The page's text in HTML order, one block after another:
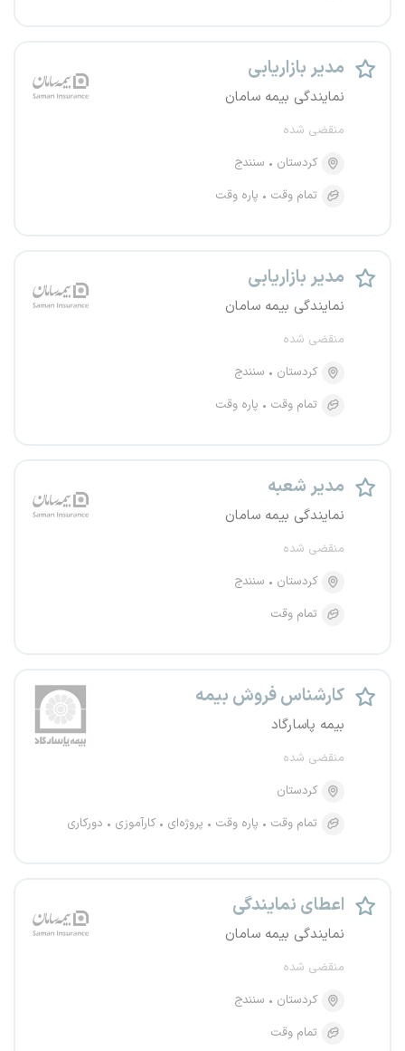
مدیر بازاریابی
نمایندگی بیمه سامان
منقضی شده
کردستان
سنندج
تمام وقت
پاره وقت
مدیر بازاریابی
نمایندگی بیمه سامان
منقضی شده
کردستان
سنندج
تمام وقت
پاره وقت
مدیر شعبه
نمایندگی بیمه سامان
منقضی شده
کردستان
سنندج
تمام وقت
کارشناس فروش بیمه
بیمه پاسارگاد
منقضی شده
کردستان
تمام وقت
پاره وقت پروژه‌ای کارآموزی دورکاری
اعطای نمایندگی
نمایندگی بیمه سامان
منقضی شده
کردستان
سنندج
تمام وقت